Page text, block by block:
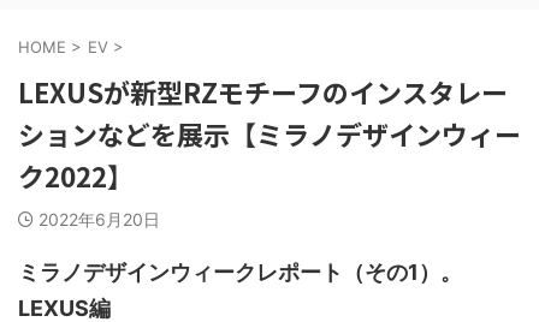
HOME > EV >
LEXUSが新型RZモチーフのインスタレー
ションなどを展示【ミラノデザインウィー
ク2022】
2022年6月20日
ミラノデザインウィークレポート（その1）。
LEXUS編